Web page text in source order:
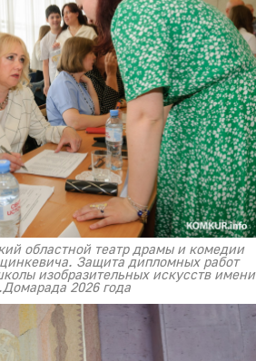
областной театр драмы и комедии
Защита дипломных работ
изобразительных искусств имени
2026 года